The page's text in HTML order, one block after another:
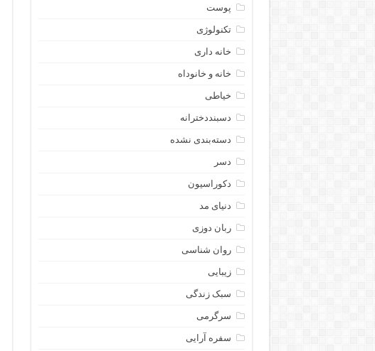
پوست
تکنولوژی
خانه داری
خانه و خانوداه
خیاطی
دسبنددخترانه
دسته‌بندی نشده
دسر
دکوراسیون
دنیای مد
ربان دوزی
روان شناسی
زیبایی
سبک زندگی
سرگرمی
سفره آرایی